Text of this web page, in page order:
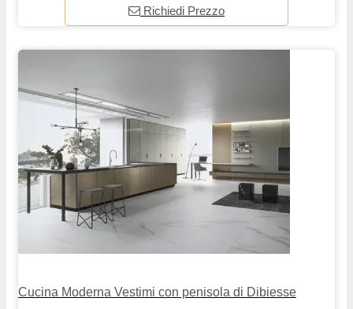
Richiedi Prezzo
Cucina Moderna Vestimi con penisola di Dibiesse